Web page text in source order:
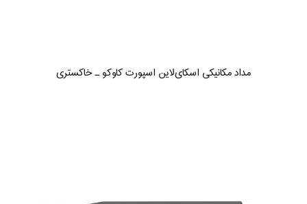
مداد مکانیکی اسکای‌لاین اسپورت کاوکو ـ خاکستری